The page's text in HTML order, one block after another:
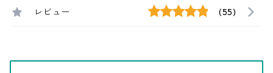
レビュー (55)